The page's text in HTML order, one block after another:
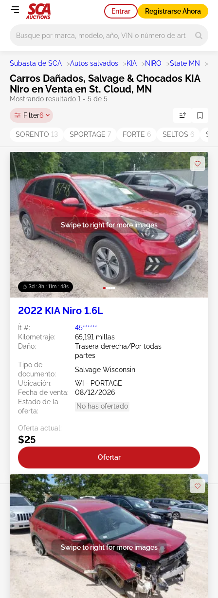
Entrar Registrarse Ahora
Subasta de SCA >Autos salvados >KIA >NIRO >State MN >
Carros Dañados, Salvage & Chocados KIA
Niro en Venta en St. Cloud, MN
Mostrando resultado 1 - 5 de 5
Filter6
SORENTO 13 SPORTAGE 7 FORTE 6 SELTOS 6
3d : 3h : 11m : 48s
Swipe to right for more images
2022 KIA Niro 1.6L
Ít #:
45******
Kilometraje:
65,191 millas
Daño:
Trasera derecha/Por todas
partes
Tipo de
documento:
Salvage Wisconsin
Ubicación:
WI - PORTAGE
Fecha de venta:
08/12/2026
Estado de la
oferta:
No has ofertado
Oferta actual:
$25
Ofertar
Swipe to right for more images